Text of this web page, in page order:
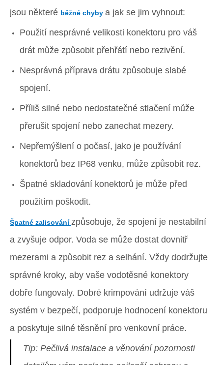
jsou některé běžné chyby a jak se jim vyhnout:
Použití nesprávné velikosti konektoru pro váš
drát může způsobit přehřátí nebo rezivění.
Nesprávná příprava drátu způsobuje slabé
spojení.
Příliš silné nebo nedostatečné stlačení může
přerušit spojení nebo zanechat mezery.
Nepřemýšlení o počasí, jako je používání
konektorů bez IP68 venku, může způsobit rez.
Špatné skladování konektorů je může před
použitím poškodit.
Špatné zalisovánízpůsobuje, že spojení je nestabilní
a zvyšuje odpor. Voda se může dostat dovnitř
mezerami a způsobit rez a selhání. Vždy dodržujte
správné kroky, aby vaše vodotěsné konektory
dobře fungovaly. Dobré krimpování udržuje váš
systém v bezpečí, podporuje hodnocení konektoru
a poskytuje silné těsnění pro venkovní práce.
Tip: Pečlivá instalace a věnování pozornosti